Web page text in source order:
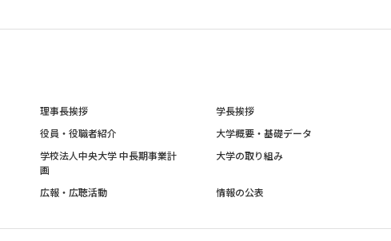
理事長挨拶 学長挨拶
役員・役職者紹介
大学概要・基礎データ
学校法人中央大学 中長期事業計
画
大学の取り組み
広報・広聴活動 情報の公表